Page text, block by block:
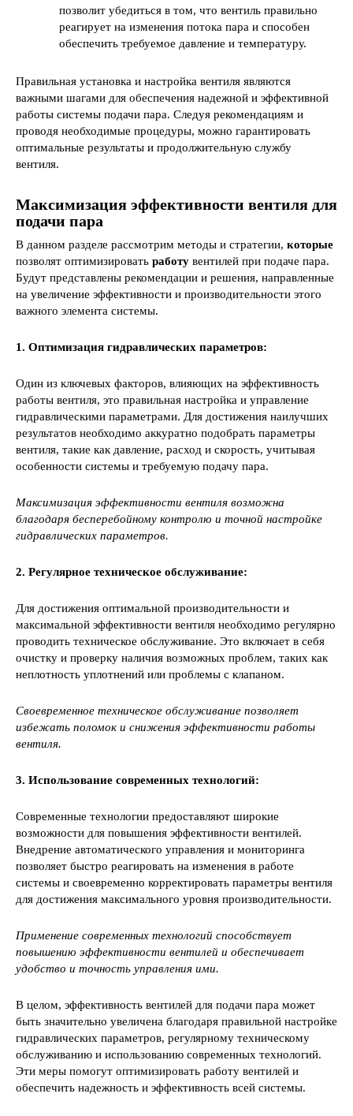
позволит убедиться в том, что вентиль правильно
реагирует на изменения потока пара и способен
обеспечить требуемое давление и температуру.
Правильная установка и настройка вентиля являются
важными шагами для обеспечения надежной и эффективной
работы системы подачи пара. Следуя рекомендациям и
проводя необходимые процедуры, можно гарантировать
оптимальные результаты и продолжительную службу
вентиля.
Максимизация эффективности вентиля для
подачи пара
В данном разделе рассмотрим методы и стратегии, которые
позволят оптимизировать работу вентилей при подаче пара.
Будут представлены рекомендации и решения, направленные
на увеличение эффективности и производительности этого
важного элемента системы.
1. Оптимизация гидравлических параметров:
Один из ключевых факторов, влияющих на эффективность
работы вентиля, это правильная настройка и управление
гидравлическими параметрами. Для достижения наилучших
результатов необходимо аккуратно подобрать параметры
вентиля, такие как давление, расход и скорость, учитывая
особенности системы и требуемую подачу пара.
Максимизация эффективности вентиля возможна
благодаря бесперебойному контролю и точной настройке
гидравлических параметров.
2. Регулярное техническое обслуживание:
Для достижения оптимальной производительности и
максимальной эффективности вентиля необходимо регулярно
проводить техническое обслуживание. Это включает в себя
очистку и проверку наличия возможных проблем, таких как
неплотность уплотнений или проблемы с клапаном.
Своевременное техническое обслуживание позволяет
избежать поломок и снижения эффективности работы
вентиля.
3. Использование современных технологий:
Современные технологии предоставляют широкие
возможности для повышения эффективности вентилей.
Внедрение автоматического управления и мониторинга
позволяет быстро реагировать на изменения в работе
системы и своевременно корректировать параметры вентиля
для достижения максимального уровня производительности.
Применение современных технологий способствует
повышению эффективности вентилей и обеспечивает
удобство и точность управления ими.
В целом, эффективность вентилей для подачи пара может
быть значительно увеличена благодаря правильной настройке
гидравлических параметров, регулярному техническому
обслуживанию и использованию современных технологий.
Эти меры помогут оптимизировать работу вентилей и
обеспечить надежность и эффективность всей системы.